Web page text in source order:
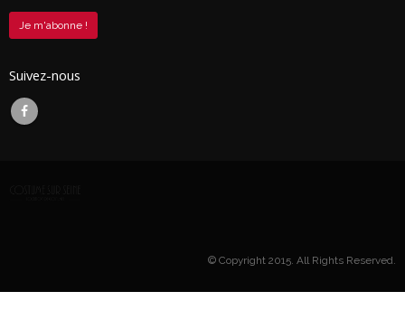
Suivez-nous
© Copyright 2015. All Rights Reserved.